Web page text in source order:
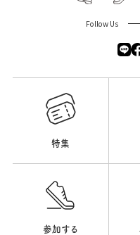
Follow Us
特集
参加する